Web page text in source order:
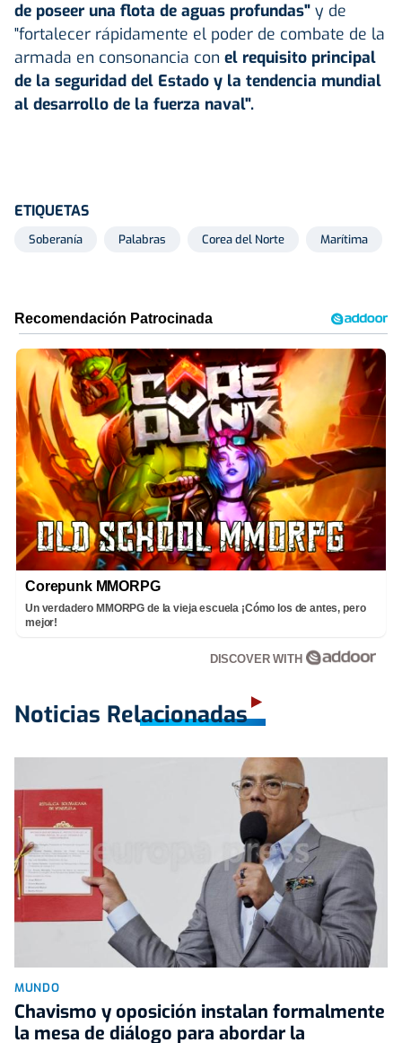
de poseer una flota de aguas profundas" y de
"fortalecer rápidamente el poder de combate de la
armada en consonancia con el requisito principal
de la seguridad del Estado y la tendencia mundial
al desarrollo de la fuerza naval".
ETIQUETAS
Soberanía Palabras Corea del Norte Marítima
Corepunk MMORPG
Un verdadero MMORPG de la vieja escuela ¡Cómo los de antes, pero
mejor!
DISCOVER WITH
Noticias Relacionadas
MUNDO
Chavismo y oposición instalan formalmente
la mesa de diálogo para abordar la